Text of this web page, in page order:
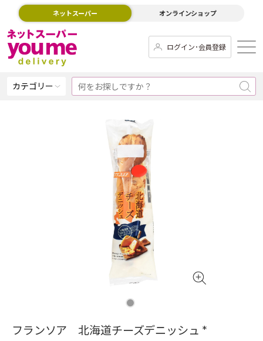
ネットスーパー オンラインショップ
ログイン･会員登録
カテゴリー
フランソア 北海道チーズデニッシュ *